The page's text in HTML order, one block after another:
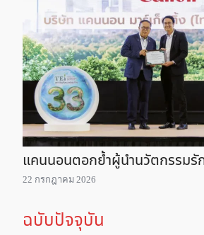
แคนนอนตอกย้ำผู้นำนวัตกรรมรั
22 กรกฎาคม 2026
ฉบับปัจจุบัน